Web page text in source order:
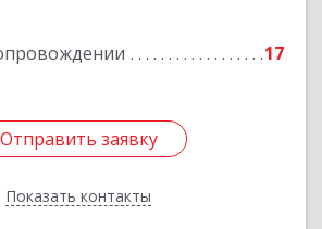
17
Отправить заявку
Показать контакты
Отправить заявку
Назад